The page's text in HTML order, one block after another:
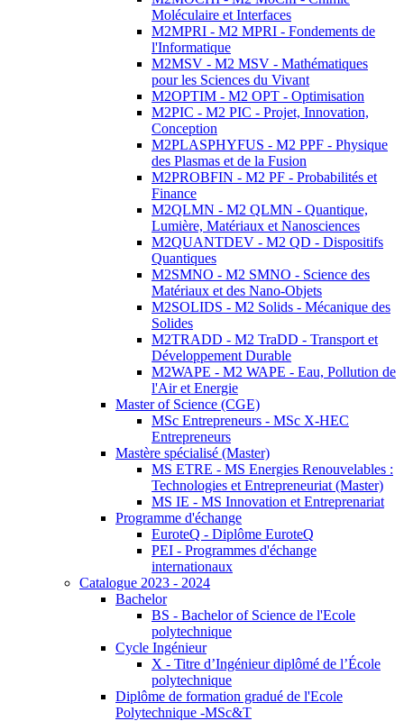
Moléculaire et Interfaces
M2MPRI - M2 MPRI - Fondements de
l'Informatique
M2MSV - M2 MSV - Mathématiques
pour les Sciences du Vivant
M2OPTIM - M2 OPT - Optimisation
M2PIC - M2 PIC - Projet, Innovation,
Conception
M2PLASPHYFUS - M2 PPF - Physique
des Plasmas et de la Fusion
M2PROBFIN - M2 PF - Probabilités et
Finance
M2QLMN - M2 QLMN - Quantique,
Lumière, Matériaux et Nanosciences
M2QUANTDEV - M2 QD - Dispositifs
Quantiques
M2SMNO - M2 SMNO - Science des
Matériaux et des Nano-Objets
M2SOLIDS - M2 Solids - Mécanique des
Solides
M2TRADD - M2 TraDD - Transport et
Développement Durable
M2WAPE - M2 WAPE - Eau, Pollution de
l'Air et Energie
Master of Science (CGE)
MSc Entrepreneurs - MSc X-HEC
Entrepreneurs
Mastère spécialisé (Master)
MS ETRE - MS Energies Renouvelables :
Technologies et Entrepreneuriat (Master)
MS IE - MS Innovation et Entreprenariat
Programme d'échange
EuroteQ - Diplôme EuroteQ
PEI - Programmes d'échange
internationaux
Catalogue 2023 - 2024
Bachelor
BS - Bachelor of Science de l'Ecole
polytechnique
Cycle Ingénieur
X - Titre d’Ingénieur diplômé de l’École
polytechnique
Diplôme de formation gradué de l'Ecole
Polytechnique -MSc&T